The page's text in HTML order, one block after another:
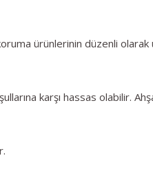
ürünlerinin düzenli olarak
karşı hassas olabilir.